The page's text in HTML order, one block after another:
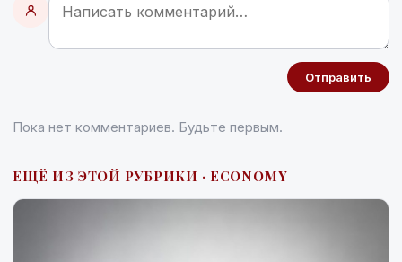
Отправить
Пока нет комментариев. Будьте первым.
ЕЩЁ ИЗ ЭТОЙ РУБРИКИ · ECONOMY